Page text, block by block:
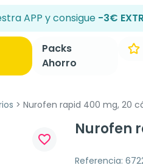
APP y consigue -3€
Packs
Ahorro
Nurofen rapid 400 mg, 20
favorite_border
Nurofen
Referencia: